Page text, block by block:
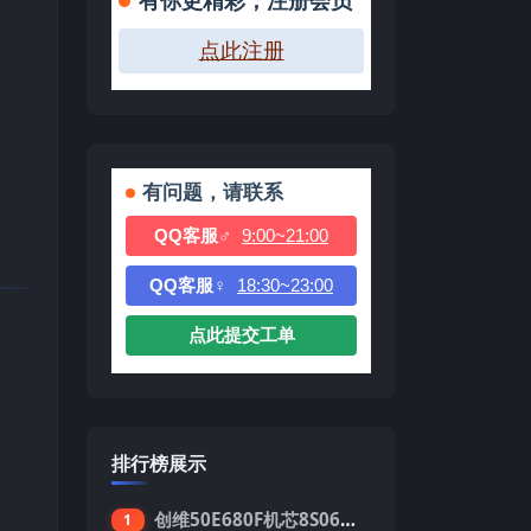
点此注册
有问题，请联系
QQ客服♂ 9:00~21:00
QQ客服♀ 18:30~23:00
点此提交工单
排行榜展示
1 创维50E680F机芯8S06强制升级刷机包